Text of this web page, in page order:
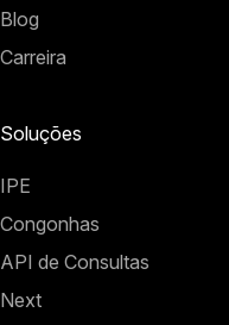
Blog
Carreira
Soluções
IPE
Congonhas
API de Consultas
Next